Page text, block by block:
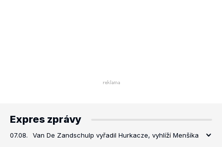
Expres zprávy
07.08. Van De Zandschulp vyřadil Hurkacze, vyhlíží Menšíka